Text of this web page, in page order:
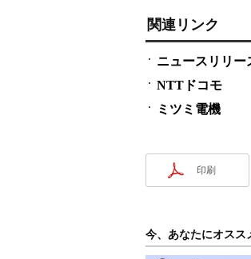
関連リンク
ニュースリリー
NTTドコモ
ミツミ電機
印刷
今、あなたにオスス